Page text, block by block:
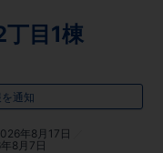
目1棟
通知
年8月17日
8月7日